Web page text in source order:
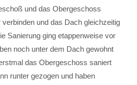
und das Obergeschoss
verbinden und das Dach gleichzeitig
Sanierung ging etappenweise vor
noch unter dem Dach gewohnt
das Obergeschoss saniert
runter gezogen und haben